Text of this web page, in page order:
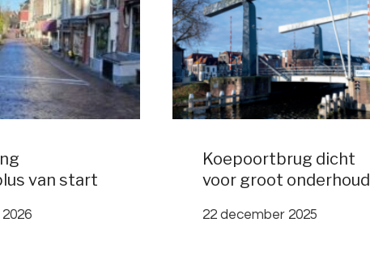
van start
Koepoortbrug dicht
voor groot onderhoud
22 december 2025